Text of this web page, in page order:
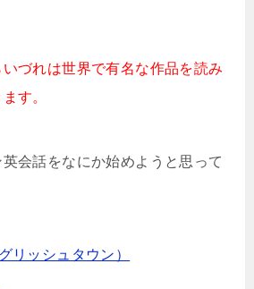
づれは世界で有名な作品を読み
す。
会話をなにか始めようと思って
リッシュタウン）